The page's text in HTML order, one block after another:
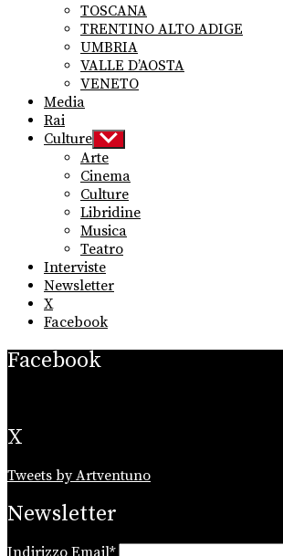
TOSCANA
TRENTINO ALTO ADIGE
UMBRIA
VALLE D’AOSTA
VENETO
Media
Rai
Culture Show
sub
menu
Arte
Cinema
Culture
Libridine
Musica
Teatro
Interviste
Newsletter
X
Facebook
Facebook
X
Tweets by Artventuno
Newsletter
Indirizzo Email*